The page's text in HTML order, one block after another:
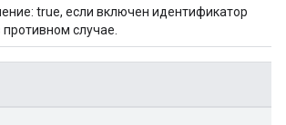
true, если включен идентификатор
случае.